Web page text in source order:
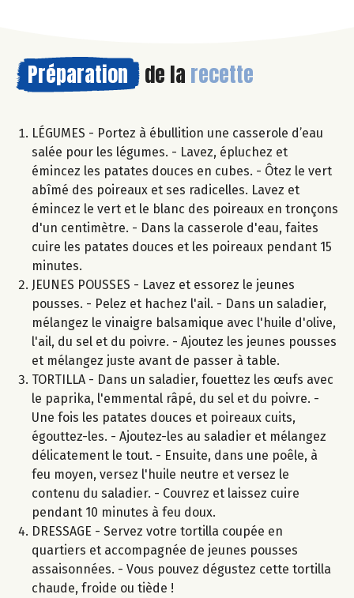
Préparation de la recette
LÉGUMES - Portez à ébullition une casserole d’eau
salée pour les légumes. - Lavez, épluchez et
émincez les patates douces en cubes. - Ôtez le vert
abîmé des poireaux et ses radicelles. Lavez et
émincez le vert et le blanc des poireaux en tronçons
d'un centimètre. - Dans la casserole d'eau, faites
cuire les patates douces et les poireaux pendant 15
minutes.
JEUNES POUSSES - Lavez et essorez le jeunes
pousses. - Pelez et hachez l'ail. - Dans un saladier,
mélangez le vinaigre balsamique avec l'huile d'olive,
l'ail, du sel et du poivre. - Ajoutez les jeunes pousses
et mélangez juste avant de passer à table.
TORTILLA - Dans un saladier, fouettez les œufs avec
le paprika, l'emmental râpé, du sel et du poivre. -
Une fois les patates douces et poireaux cuits,
égouttez-les. - Ajoutez-les au saladier et mélangez
délicatement le tout. - Ensuite, dans une poêle, à
feu moyen, versez l'huile neutre et versez le
contenu du saladier. - Couvrez et laissez cuire
pendant 10 minutes à feu doux.
DRESSAGE - Servez votre tortilla coupée en
quartiers et accompagnée de jeunes pousses
assaisonnées. - Vous pouvez dégustez cette tortilla
chaude, froide ou tiède !